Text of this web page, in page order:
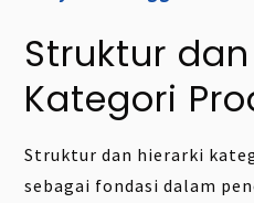
Struktur
Kategori
Struktur dan hierarki
sebagai fondasi dalam